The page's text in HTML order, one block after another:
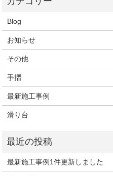
Blog
お知らせ
その他
手摺
最新施工事例
滑り台
最新施工事例1件更新しました